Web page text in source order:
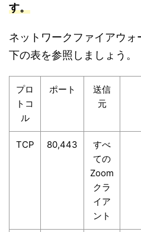
す。
ネットワークファイアウ
下の表を参照しましょう。
プロ
トコ
ル
ポート
送信
元
TCP 80,443
すべ
ての
Zoom
クラ
イア
ント